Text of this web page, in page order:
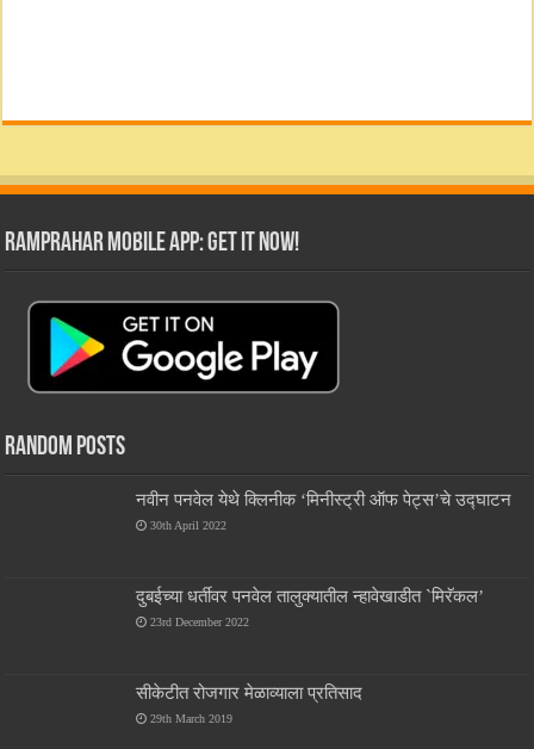
RamPrahar Mobile App: Get it Now!
Random Posts
नवीन पनवेल येथे क्लिनीक ‘मिनीस्ट्री ऑफ पेट्स’चे उद्घाटन
30th April 2022
दुबईच्या धर्तीवर पनवेल तालुक्यातील न्हावेखाडीत `मिरॅकल’
23rd December 2022
सीकेटीत रोजगार मेळाव्याला प्रतिसाद
29th March 2019